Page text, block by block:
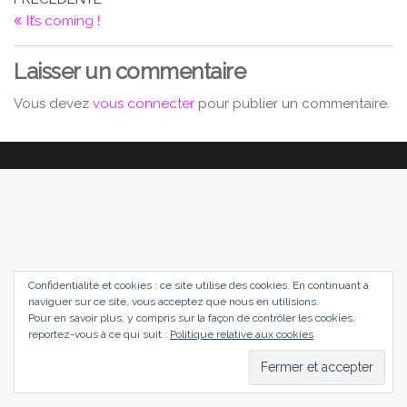
de
l’article
précédent
It’s coming !
Laisser un commentaire
Vous devez vous connecter pour publier un commentaire.
Confidentialité et cookies : ce site utilise des cookies. En continuant à
naviguer sur ce site, vous acceptez que nous en utilisions.
Pour en savoir plus, y compris sur la façon de contrôler les cookies,
reportez-vous à ce qui suit : Politique relative aux cookies